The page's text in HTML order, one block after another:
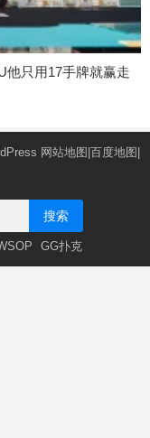
他只用17手牌就赢走
网站地图|百度地图|
搜索
GG扑克